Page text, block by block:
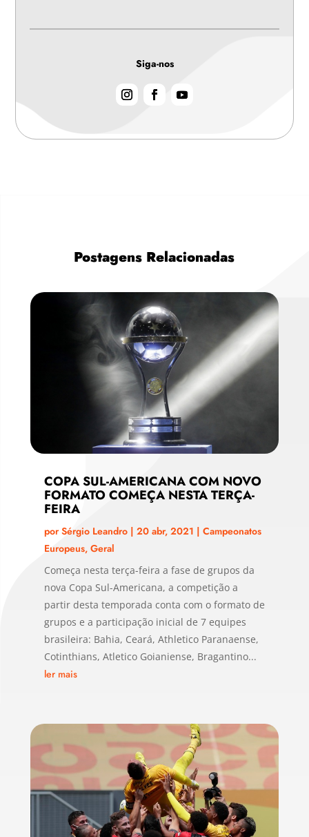
Siga-nos
Postagens Relacionadas
COPA SUL-AMERICANA COM NOVO
FORMATO COMEÇA NESTA TERÇA-
FEIRA
porSérgio Leandro| 20 abr, 2021 | Campeonatos
Europeus, Geral
Começa nesta terça-feira a fase de grupos da
nova Copa Sul-Americana, a competição a
partir desta temporada conta com o formato de
grupos e a participação inicial de 7 equipes
brasileira: Bahia, Ceará, Athletico Paranaense,
Cotinthians, Atletico Goianiense, Bragantino...
ler mais